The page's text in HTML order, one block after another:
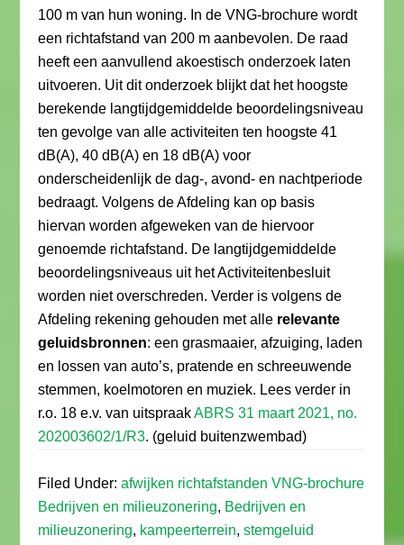
100 m van hun woning. In de VNG-brochure wordt
een richtafstand van 200 m aanbevolen. De raad
heeft een aanvullend akoestisch onderzoek laten
uitvoeren. Uit dit onderzoek blijkt dat het hoogste
berekende langtijdgemiddelde beoordelingsniveau
ten gevolge van alle activiteiten ten hoogste 41
dB(A), 40 dB(A) en 18 dB(A) voor
onderscheidenlijk de dag-, avond- en nachtperiode
bedraagt. Volgens de Afdeling kan op basis
hiervan worden afgeweken van de hiervoor
genoemde richtafstand. De langtijdgemiddelde
beoordelingsniveaus uit het Activiteitenbesluit
worden niet overschreden. Verder is volgens de
Afdeling rekening gehouden met alle relevante
geluidsbronnen: een grasmaaier, afzuiging, laden
en lossen van auto’s, pratende en schreeuwende
stemmen, koelmotoren en muziek. Lees verder in
r.o. 18 e.v. van uitspraakABRS 31 maart 2021, no.
202003602/1/R3. (geluid buitenzwembad)
Filed Under:afwijken richtafstanden VNG-brochure
Bedrijven en milieuzonering, Bedrijven en
milieuzonering, kampeerterrein,stemgeluid